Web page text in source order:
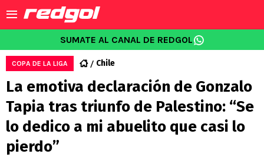
SUMATE AL CANAL DE REDGOL
COPA DE LA LIGA Chile
La emotiva declaración de Gonzalo
Tapia tras triunfo de Palestino: “Se
lo dedico a mi abuelito que casi lo
pierdo”